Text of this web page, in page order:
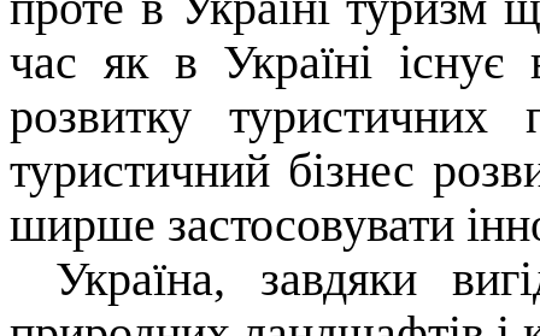
час як в Україні існує
розвитку
туристичний бізнес
ширше застосовувати
Україна, завдяки